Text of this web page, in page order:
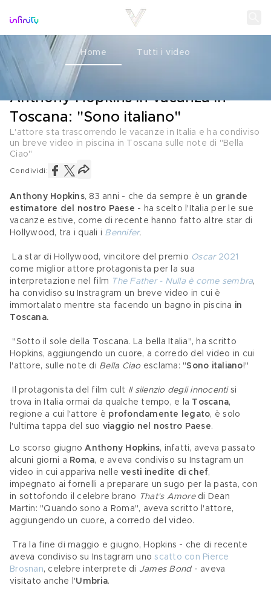
Home Tutti i video
STAR
Anthony Hopkins in vacanza in
Toscana: "Sono italiano"
L'attore sta trascorrendo le vacanze in Italia e ha condiviso
un breve video in piscina in Toscana sulle note di "Bella
Ciao"
Condividi:
Anthony Hopkins, 83 anni - che da sempre è un grande
estimatore del nostro Paese - ha scelto l'Italia per le sue
vacanze estive, come di recente hanno fatto altre star di
Hollywood, tra i quali i Bennifer.
La star di Hollywood, vincitore del premio Oscar 2021
come miglior attore protagonista per la sua
interpretazione nel film The Father - Nulla è come sembra,
ha convidiso su Instragram un breve video in cui è
immortalato mentre sta facendo un bagno in piscina in
Toscana.
Hopkins, aggiungendo un cuore, a corredo del video in cui
l'attore, sulle note di Bella Ciao esclama: "Sono italiano!"
Il protagonista del film cult Il silenzio degli innocenti si
trova in Italia ormai da qualche tempo, e la Toscana,
regione a cui l'attore è profondamente legato, è solo
l'ultima tappa del suo viaggio nel nostro Paese.
Lo scorso giugno Anthony Hopkins, infatti, aveva passato
alcuni giorni a Roma, e aveva condiviso su Instagram un
video in cui appariva nelle vesti inedite di chef,
impegnato ai fornelli a preparare un sugo per la pasta, con
in sottofondo il celebre brano
That's Amore di Dean
Martin: "Quando sono a Roma", aveva scritto l'attore,
aggiungendo un cuore, a corredo del video.
aveva condiviso su Instagram uno scatto con Pierce
Brosnan, celebre interprete di James Bond - aveva
visitato anche l'Umbria.